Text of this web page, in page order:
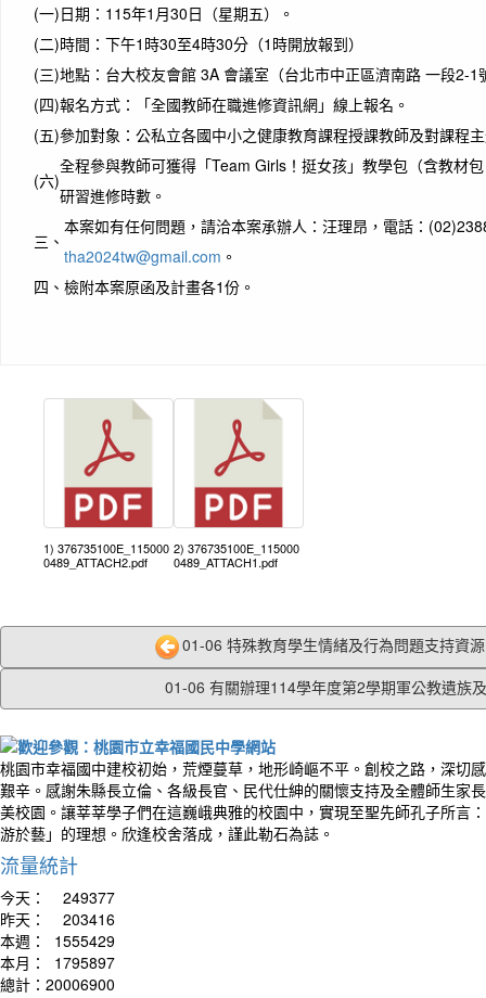
(一)日期：115年1月30日（星期五）。
(二)時間：下午1時30至4時30分（1時開放報到）
(三)地點：台大校友會館 3A 會議室（台北市中正區濟南路 一段2-1
(四)報名方式：「全國教師在職進修資訊網」線上報名。
(五)參加對象：公私立各國中小之健康教育課程授課教師及對課程
(六)
全程參與教師可獲得「Team Girls！挺女孩」教學包（含教材
研習進修時數。
三、
本案如有任何問題，請洽本案承辦人：汪理昂，電話：
tha2024tw@gmail.com 。
四、 檢附本案原函及計畫各1份。
1) 376735100E_115000
0489_ATTACH2.pdf
2) 376735100E_115000
0489_ATTACH1.pdf
01-06 特殊教育學生情緒及行為問題支持資
01-06 有關辦理114學年度第2學期軍公教遺族
桃園市幸福國中建校初始，荒煙蔓草，地形崎嶇不平。創校之路，深切
艱辛。感謝朱縣長立倫、各級長官、民代仕紳的關懷支持及全體師生家
美校園。讓莘莘學子們在這巍峨典雅的校園中，實現至聖先師孔子所言
游於藝」的理想。欣逢校舍落成，謹此勒石為誌。
流量統計
今天：
249377
昨天：
203416
本週：
1555429
本月：
1795897
總計： 20006900